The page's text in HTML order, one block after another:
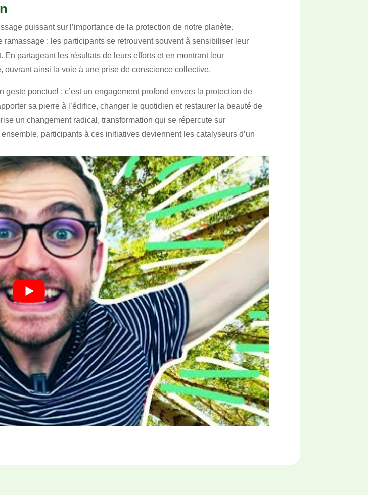
puissant sur l’importance de la protection de notre planète.
ramassage : les participants se retrouvent souvent à sensibiliser leur
partageant les résultats de leurs efforts et en montrant leur
ouvrant ainsi la voie à une prise de conscience collective.
ponctuel ; c’est un engagement profond envers la protection de
sa pierre à l’édifice, changer le quotidien et restaurer la beauté de
un changement radical, transformation qui se répercute sur
participants à ces initiatives deviennent les catalyseurs d’un